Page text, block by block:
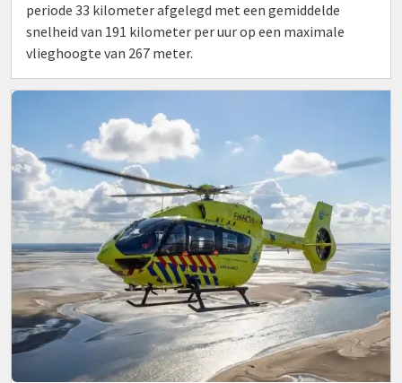
periode 33 kilometer afgelegd met een gemiddelde
snelheid van 191 kilometer per uur op een maximale
vlieghoogte van 267 meter.